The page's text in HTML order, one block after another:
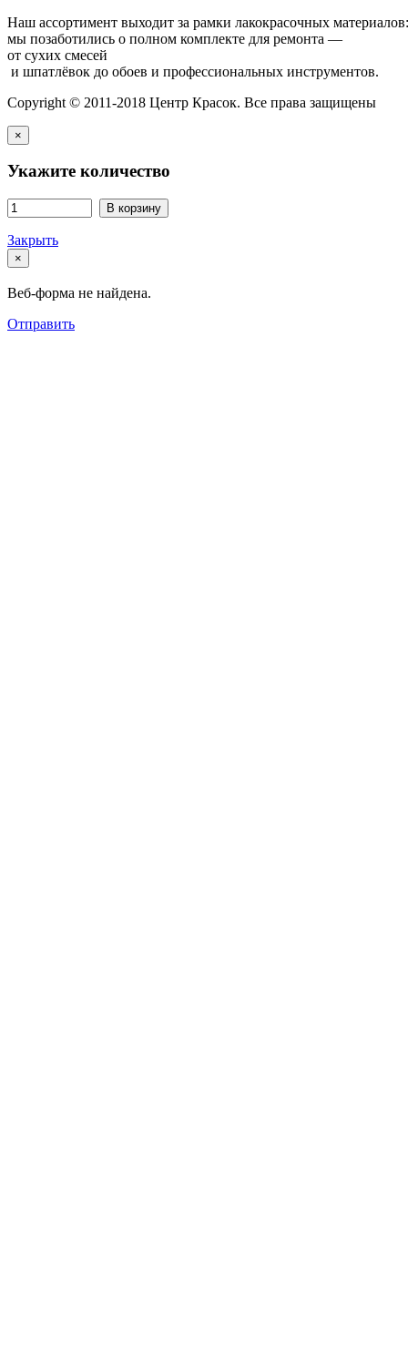
Наш ассортимент выходит за рамки лакокрасочных
мы позаботились о полном комплекте для ремонта —
от сухих смесей
и шпатлёвок до обоев и профессиональных инструментов.
Copyright © 2011-2018 Центр Красок. Все права защищены
×
Укажите количество
В корзину
Закрыть
×
Веб-форма не найдена.
Отправить